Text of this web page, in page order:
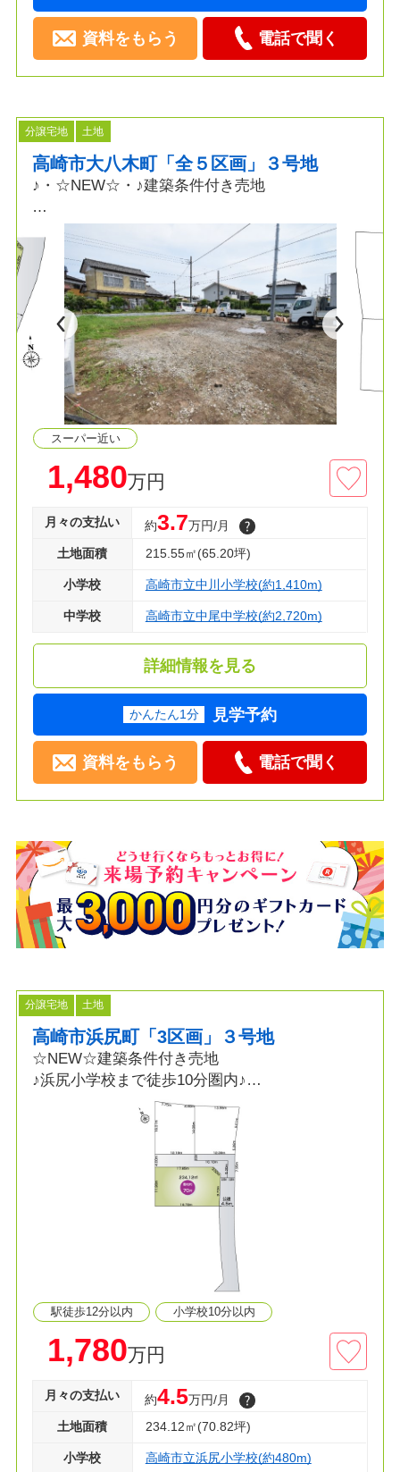
資料をもらう 電話で聞く
分譲宅地 土地
高崎市大八木町「全５区画」３号地
♪・☆NEW☆・♪建築条件付き売地
☆～POINT～☆
◆土地面積60坪以上
◆スーパー・コンビニ徒歩圏内
◆フルオーダー・セミオーダー可
スーパー近い
1,480万円
月々の支払い 約3.7万円/月
土地面積 215.55㎡(65.20坪)
小学校 高崎市立中川小学校(約1,410m)
中学校 高崎市立中尾中学校(約2,720m)
詳細情報を見る
かんたん1分 見学予約
資料をもらう 電話で聞く
分譲宅地 土地
高崎市浜尻町「3区画」３号地
☆NEW☆建築条件付き売地
♪浜尻小学校まで徒歩10分圏内♪
◆都市ガス・本下水
◆フルオーダー・セミオーダー可
駅徒歩12分以内 小学校10分以内
1,780万円
月々の支払い 約4.5万円/月
土地面積 234.12㎡(70.82坪)
小学校 高崎市立浜尻小学校(約480m)